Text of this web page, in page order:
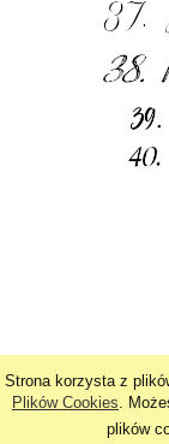
Strona korzysta z
Plików Cookies.
plików